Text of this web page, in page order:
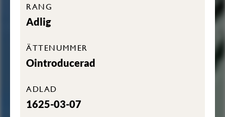
RANG
Adlig
ÄTTENUMMER
Ointroducerad
ADLAD
1625-03-07